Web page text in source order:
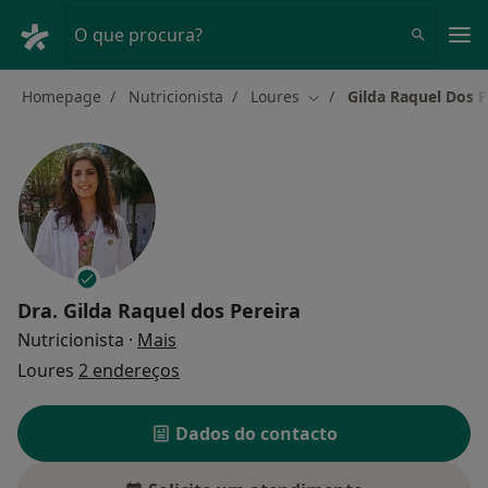
O que procura?
Homepage Nutricionista Loures Mudar de cidade
Gilda Raquel Dos
Dra. Gilda Raquel dos Pereira
Nutricionista · Mais
Loures 2 endereços
Dados do contacto